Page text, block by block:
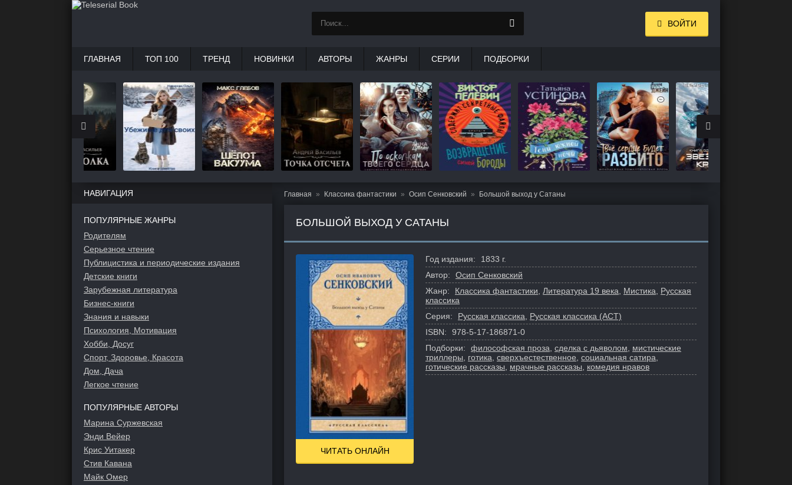
Главная Классика фантастики Осип Сенковский Большой выход у Сатаны
БОЛЬШОЙ ВЫХОД У САТАНЫ
ЧИТАТЬ ОНЛАЙН
Год издания:
1833 г.
Автор:
Осип Сенковский
Жанр:
Классика фантастики Литература 19 века Мистика
Русская
классика
Серия:
Русская классика
Русская классика (АСТ)
ISBN:
978-5-17-186871-0
Подборки:
философская проза сделка с дьяволом
мистические
триллеры
готика сверхъестественное социальная сатира
готические рассказы
мрачные рассказы комедия нравов
НАВИГАЦИЯ
ПОПУЛЯРНЫЕ ЖАНРЫ
Родителям
Серьезное чтение
Публицистика и периодические издания
Детские книги
Зарубежная литература
Бизнес-книги
Знания и навыки
Психология, Мотивация
Хобби, Досуг
Спорт, Здоровье, Красота
Дом, Дача
Легкое чтение
ПОПУЛЯРНЫЕ АВТОРЫ
Марина Суржевская
Энди Вейер
Крис Уитакер
Стив Кавана
Майк Омер
ВОЙТИ
ГЛАВНАЯ ТОП 100 ТРЕНД НОВИНКИ АВТОРЫ ЖАНРЫ СЕРИИ ПОДБОРКИ